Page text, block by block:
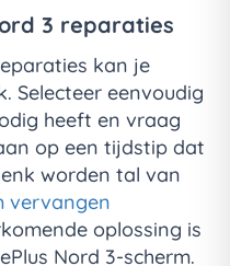
3 reparaties
kan je
Selecteer eenvoudig
heeft en vraag
op een tijdstip dat
worden tal van
vervangen
oplossing is
Nord 3-scherm.